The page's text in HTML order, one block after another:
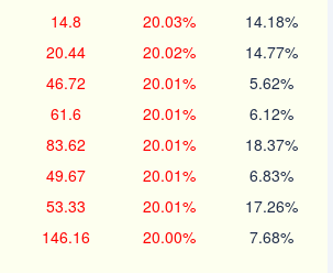
14.8 20.03% 14.18%
20.44 20.02% 14.77%
46.72 20.01% 5.62%
61.6 20.01% 6.12%
83.62 20.01% 18.37%
49.67 20.01% 6.83%
53.33 20.01% 17.26%
146.16 20.00% 7.68%